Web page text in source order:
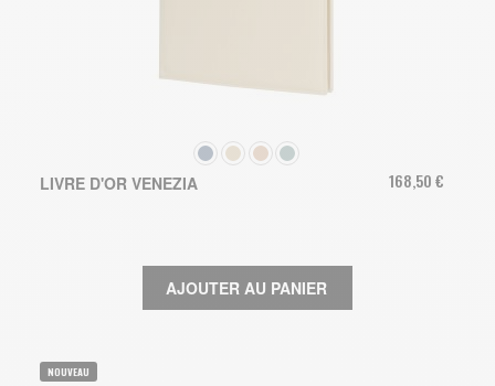
COULEUR
LIVRE D'OR VENEZIA 168,50 €
AJOUTER AU PANIER
NOUVEAU